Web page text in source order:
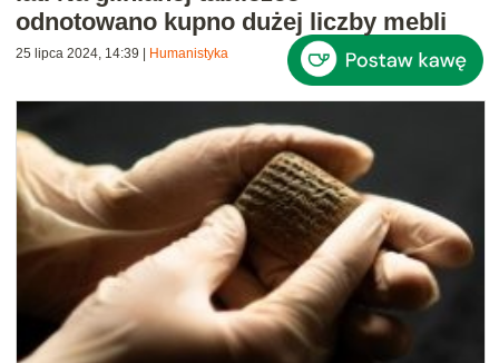
odnotowano kupno dużej liczby mebli
25 lipca 2024, 14:39 Humanistyka